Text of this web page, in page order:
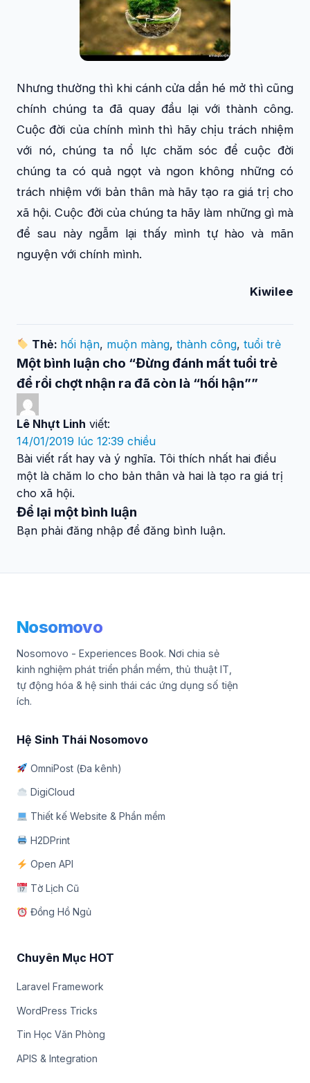
Nhưng thường thì khi cánh cửa dần hé mở thì cũng
chính chúng ta đã quay đầu lại với thành công.
Cuộc đời của chính mình thì hãy chịu trách nhiệm
với nó, chúng ta nổ lực chăm sóc để cuộc đời
chúng ta có quả ngọt và ngon không những có
trách nhiệm với bản thân mà hãy tạo ra giá trị cho
xã hội. Cuộc đời của chúng ta hãy làm những gì mà
để sau này ngẫm lại thấy mình tự hào và mãn
nguyện với chính mình.
Kiwilee
Thẻ: hối hận, muộn màng,thành công,tuổi trẻ
Một bình luận cho “Đừng đánh mất tuổi trẻ
để rồi chợt nhận ra đã còn là “hối hận””
Lê Nhựt Linh viết:
14/01/2019 lúc 12:39 chiều
Bài viết rất hay và ý nghĩa. Tôi thích nhất hai điều
một là chăm lo cho bản thân và hai là tạo ra giá trị
cho xã hội.
Để lại một bình luận
Bạn phải đăng nhập để đăng bình luận.
Nosomovo
Nosomovo - Experiences Book. Nơi chia sẻ
kinh nghiệm phát triển phần mềm, thủ thuật IT,
tự động hóa & hệ sinh thái các ứng dụng số tiện
ích.
Hệ Sinh Thái Nosomovo
OmniPost (Đa kênh)
DigiCloud
Thiết kế Website & Phần mềm
H2DPrint
Open API
Tờ Lịch Cũ
Đồng Hồ Ngủ
Chuyên Mục HOT
Laravel Framework
WordPress Tricks
Tin Học Văn Phòng
APIS & Integration